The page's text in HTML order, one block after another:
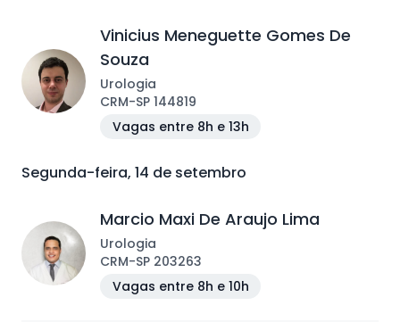
Vinicius Meneguette Gomes De
Souza
Urologia
CRM-SP 144819
Vagas entre 8h e 13h
Segunda-feira, 14 de setembro
Marcio Maxi De Araujo Lima
Urologia
CRM-SP 203263
Vagas entre 8h e 10h